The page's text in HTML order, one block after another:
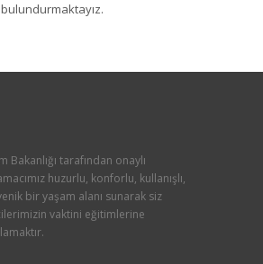
Bakanlığı tarafından onaylı
huzurlu, konforlu, kullanışlı,
bir yaşam alanı sunarak siz
vaktini eğitimlerine